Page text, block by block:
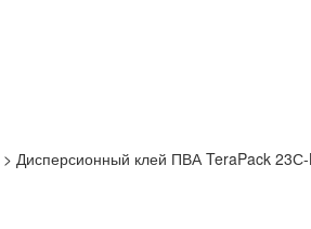
> Дисперсионный клей ПВА TeraPack